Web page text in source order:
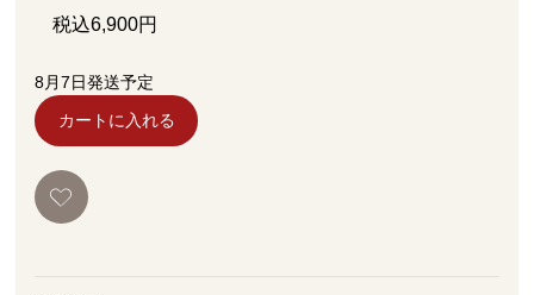
税込6,900円
8月7日発送予定
カートに入れる